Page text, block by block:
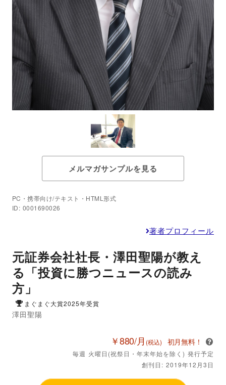
メルマガサンプルを見る
PC・携帯向け/テキスト・HTML形式
ID: 0001690026
著者プロフィール
元証券会社社長・澤田聖陽が教え
る「投資に勝つニュースの読み
方」
まぐまぐ大賞2025年受賞
澤田聖陽
￥880/月 (税込) 初月無料！
毎週 火曜日(祝祭日・年末年始を除く) 発行予定
創刊日: 2019年12月3日